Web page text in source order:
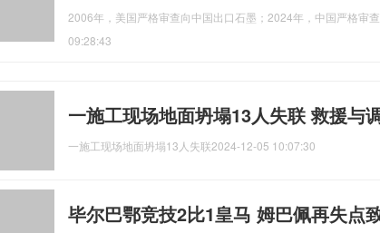
2006年，美国严格审查向中国出口石墨；2024年，中国严格审
09:28:43
一施工现场地面坍塌13人失联 救援与
一施工现场地面坍塌13人失联2024-12-05 10:07:30
毕尔巴鄂竞技2比1皇马 姆巴佩再失点